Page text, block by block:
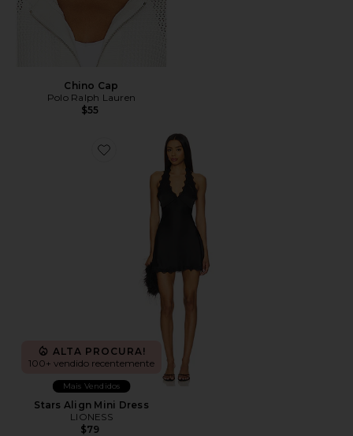
Chino Cap
Polo Ralph Lauren
$55
Favorite Stars Align Mini Dress
ALTA PROCURA!
100+ vendido recentemente
Mais Vendidos
Stars Align Mini Dress
LIONESS
$79